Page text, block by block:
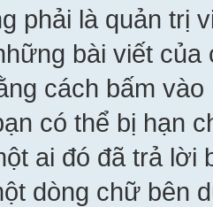
phải là quản trị
bài viết
cách bấm
có thể bị hạn
ai đó đã trả lời
dòng chữ bên